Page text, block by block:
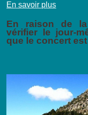
En savoir plus
En raison de
vérifier le jour-
que le concert